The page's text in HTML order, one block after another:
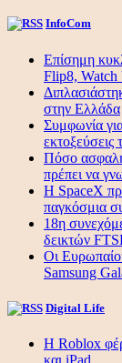
InfoCom
Επίσημη
Flip8, Watch
στην Ελλάδα
Συμφωνία
εκτοξεύσεις
Πόσο
πρέπει να
Η SpaceX
παγκόσμια
18η
δεικτών
Οι
Samsung
Digital Life
Η Roblox
και iPad